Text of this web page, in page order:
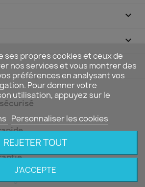


keyboard_arrow_down
ses propres cookies et ceux de
nos services et vous montrer des
préférences en analysant vos
Pour donner votre
utilisation, appuyez sur le
Personnaliser les cookies
REJETER TOUT
J'ACCEPTE
ligne - Les Trésors De Noé ™